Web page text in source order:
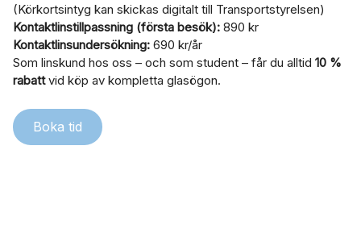
(Körkortsintyg kan skickas digitalt till Transportstyrelsen)
Kontaktlinstillpassning (första besök): 890 kr
Kontaktlinsundersökning: 690 kr/år
Som linskund hos oss – och som student – får du alltid 10 %
rabattvid köp av kompletta glasögon.
Boka tid